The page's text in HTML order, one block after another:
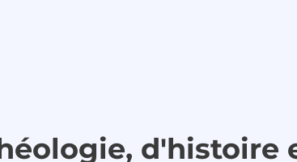
d'histoire